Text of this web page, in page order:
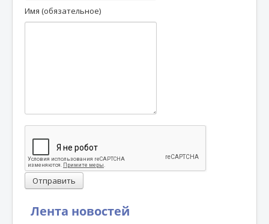
Лента новостей
Имя (обязательное)
Отправить